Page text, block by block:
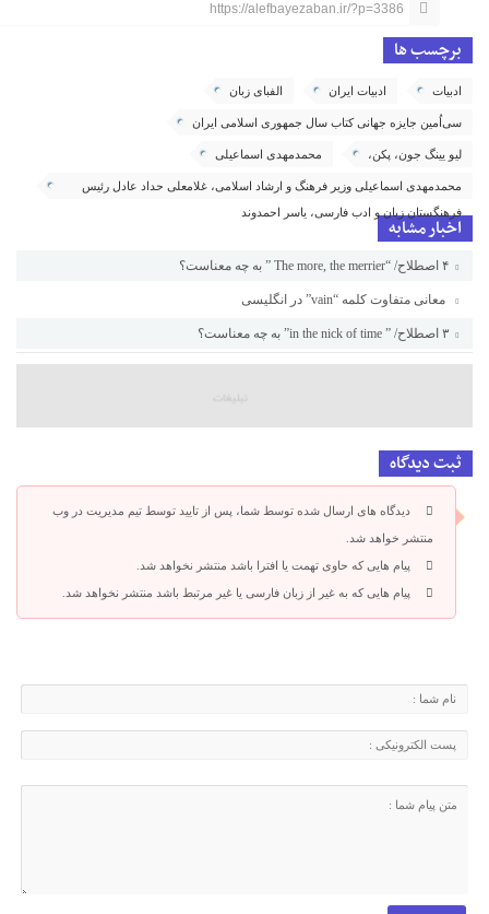
https://alefbayezaban.ir/?p=3386
برچسب ها
ادبیات ادبیات ایران الفبای زبان
سی‌اُمین جایزه جهانی کتاب سال جمهوری اسلامی ایران
لیو یینگ جون، پکن، محمدمهدی اسماعیلی
محمدمهدی اسماعیلی وزیر فرهنگ و ارشاد اسلامی، غلامعلی حداد عادل رئیس
فرهنگستان زبان و ادب فارسی، یاسر احمدوند
اخبار مشابه
معانی متفاوت کلمه “vain” در انگلیسی
ثبت دیدگاه
دیدگاه های ارسال شده توسط شما، پس از تایید توسط تیم مدیریت در وب
منتشر خواهد شد.
پیام هایی که حاوی تهمت یا افترا باشد منتشر نخواهد شد.
پیام هایی که به غیر از زبان فارسی یا غیر مرتبط باشد منتشر نخواهد شد.